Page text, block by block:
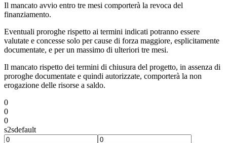
Il mancato avvio entro tre mesi comporterà la revoca del
finanziamento.
Eventuali proroghe rispetto ai termini indicati potranno essere
valutate e concesse solo per cause di forza maggiore, esplicitamente
documentate, e per un massimo di ulteriori tre mesi.
Il mancato rispetto dei termini di chiusura del progetto, in assenza di
proroghe documentate e quindi autorizzate, comporterà la non
erogazione delle risorse a saldo.
0
0
0
s2sdefault